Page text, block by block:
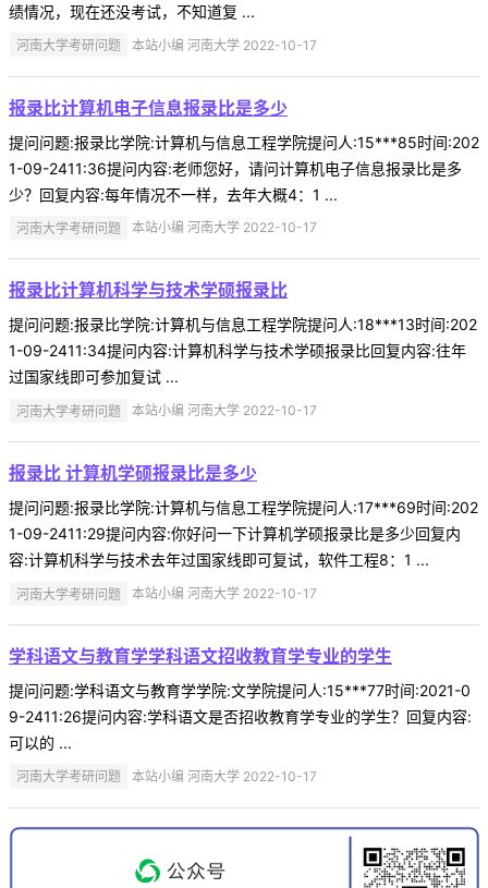
绩情况，现在还没考试，不知道复 ...
河南大学考研问题 本站小编 河南大学 2022-10-17
报录比计算机电子信息报录比是多少
提问问题:报录比学院:计算机与信息工程学院提问人:15***85时间:202
1-09-2411:36提问内容:老师您好，请问计算机电子信息报录比是多
少？回复内容:每年情况不一样，去年大概4：1 ...
河南大学考研问题 本站小编 河南大学 2022-10-17
报录比计算机科学与技术学硕报录比
提问问题:报录比学院:计算机与信息工程学院提问人:18***13时间:202
1-09-2411:34提问内容:计算机科学与技术学硕报录比回复内容:往年
过国家线即可参加复试 ...
河南大学考研问题 本站小编 河南大学 2022-10-17
报录比 计算机学硕报录比是多少
提问问题:报录比学院:计算机与信息工程学院提问人:17***69时间:202
1-09-2411:29提问内容:你好问一下计算机学硕报录比是多少回复内
容:计算机科学与技术去年过国家线即可复试，软件工程8：1 ...
河南大学考研问题 本站小编 河南大学 2022-10-17
学科语文与教育学学科语文招收教育学专业的学生
提问问题:学科语文与教育学学院:文学院提问人:15***77时间:2021-0
9-2411:26提问内容:学科语文是否招收教育学专业的学生？回复内容:
可以的 ...
河南大学考研问题 本站小编 河南大学 2022-10-17